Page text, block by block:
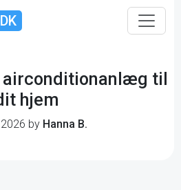
til
hjem
by Hanna B.